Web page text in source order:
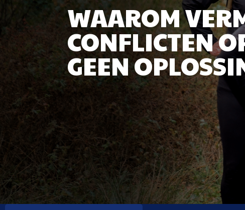
WAAROM
CONFLICTEN
GEEN